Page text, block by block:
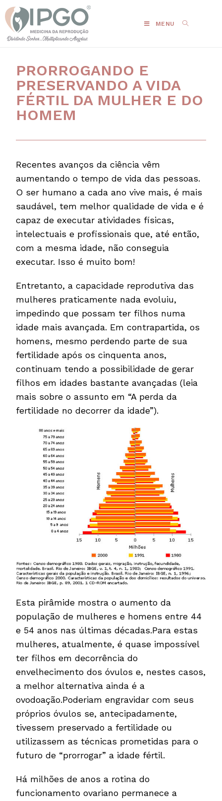
MENU
PRORROGANDO E
PRESERVANDO A VIDA
FÉRTIL DA MULHER E DO
HOMEM
Recentes avanços da ciência vêm
aumentando o tempo de vida das pessoas.
O ser humano a cada ano vive mais, é mais
saudável, tem melhor qualidade de vida e é
capaz de executar atividades físicas,
intelectuais e profissionais que, até então,
com a mesma idade, não conseguia
executar. Isso é muito bom!
Entretanto, a capacidade reprodutiva das
mulheres praticamente nada evoluiu,
impedindo que possam ter filhos numa
idade mais avançada. Em contrapartida, os
homens, mesmo perdendo parte de sua
fertilidade após os cinquenta anos,
continuam tendo a possibilidade de gerar
filhos em idades bastante avançadas (leia
mais sobre o assunto em “A perda da
fertilidade no decorrer da idade”).
Esta pirâmide mostra o aumento da
população de mulheres e homens entre 44
e 54 anos nas últimas décadas.Para estas
mulheres, atualmente, é quase impossível
ter filhos em decorrência do
envelhecimento dos óvulos e, nestes casos,
a melhor alternativa ainda é a
ovodoação.Poderiam engravidar com seus
próprios óvulos se, antecipadamente,
tivessem preservado a fertilidade ou
utilizassem as técnicas prometidas para o
futuro de “prorrogar” a idade fértil.
Há milhões de anos a rotina do
funcionamento ovariano permanece a